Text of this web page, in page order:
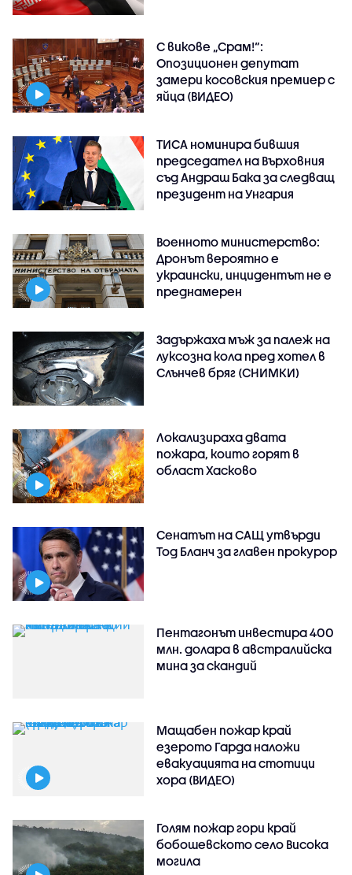
С викове „Срам!“:
Опозиционен депутат
замери косовския премиер с
яйца (ВИДЕО)
ТИСА номинира бившия
председател на Върховния
съд Андраш Бака за следващ
президент на Унгария
Военното министерство:
Дронът вероятно е
украински, инцидентът не е
преднамерен
Задържаха мъж за палеж на
луксозна кола пред хотел в
Слънчев бряг (СНИМКИ)
Локализираха двата
пожара, които горят в
област Хасково
Сенатът на САЩ утвърди
Тод Бланч за главен прокурор
Пентагонът инвестира 400
млн. долара в австралийска
мина за скандий
Мащабен пожар край
езерото Гарда наложи
евакуацията на стотици
хора (ВИДЕО)
Голям пожар гори край
бобошевското село Висока
могила